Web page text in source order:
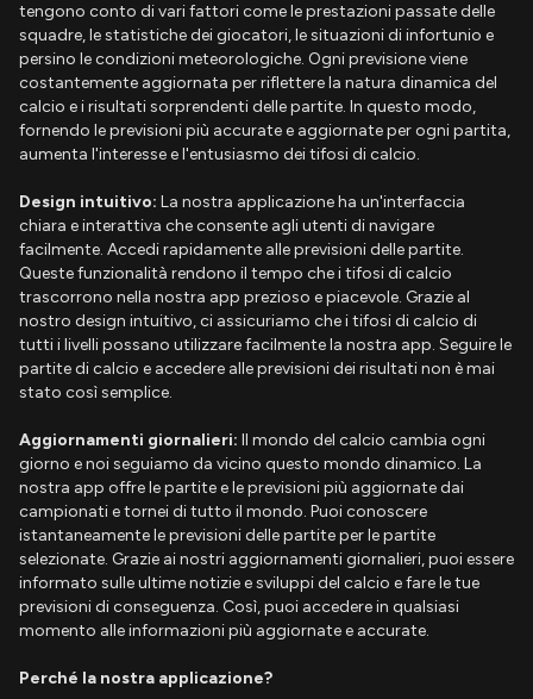
tengono conto di vari fattori come le prestazioni passate delle
squadre, le statistiche dei giocatori, le situazioni di infortunio e
persino le condizioni meteorologiche. Ogni previsione viene
costantemente aggiornata per riflettere la natura dinamica del
calcio e i risultati sorprendenti delle partite. In questo modo,
fornendo le previsioni più accurate e aggiornate per ogni partita,
aumenta l'interesse e l'entusiasmo dei tifosi di calcio.
Design intuitivo: La nostra applicazione ha un'interfaccia
chiara e interattiva che consente agli utenti di navigare
facilmente. Accedi rapidamente alle previsioni delle partite.
Queste funzionalità rendono il tempo che i tifosi di calcio
trascorrono nella nostra app prezioso e piacevole. Grazie al
nostro design intuitivo, ci assicuriamo che i tifosi di calcio di
tutti i livelli possano utilizzare facilmente la nostra app. Seguire le
partite di calcio e accedere alle previsioni dei risultati non è mai
stato così semplice.
Aggiornamenti giornalieri: Il mondo del calcio cambia ogni
giorno e noi seguiamo da vicino questo mondo dinamico. La
nostra app offre le partite e le previsioni più aggiornate dai
campionati e tornei di tutto il mondo. Puoi conoscere
istantaneamente le previsioni delle partite per le partite
selezionate. Grazie ai nostri aggiornamenti giornalieri, puoi essere
informato sulle ultime notizie e sviluppi del calcio e fare le tue
previsioni di conseguenza. Così, puoi accedere in qualsiasi
momento alle informazioni più aggiornate e accurate.
Perché la nostra applicazione?